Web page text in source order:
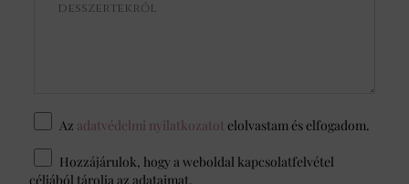
Az adatvédelmi nyilatkozatot elolvastam és elfogadom.
Hozzájárulok, hogy a weboldal kapcsolatfelvétel
céljából tárolja az adataimat.